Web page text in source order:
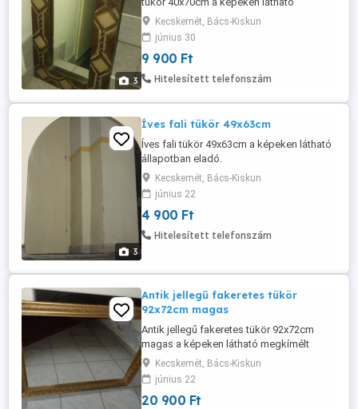
3
megkímélt állapotban eladó.
Kecskemét, Bács-Kiskun
június 30
9 900 Ft
Hitelesített telefonszám
3
Íves fali tükör 49x63cm
Íves fali tükör 49x63cm a képeken látható
állapotban eladó.
Kecskemét, Bács-Kiskun
június 22
4 900 Ft
Hitelesített telefonszám
Antik jellegű fakeretes tükör
92x72cm magas
Antik jellegű fakeretes tükör 92x72cm
magas a képeken látható megkímélt
állapotban eladó. Új benne a tükör,
kereten használati nyomok alig
észrevehetően előfordulnak.
Kecskemét, Bács-Kiskun
június 22
20 900 Ft